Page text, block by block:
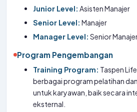
Junior Level: Asisten Manajer
Senior Level: Manajer
Manager Level: Senior
Program Pengembangan
Training Program: Taspen
berbagai program pelatihan
untuk karyawan, baik secara
eksternal.